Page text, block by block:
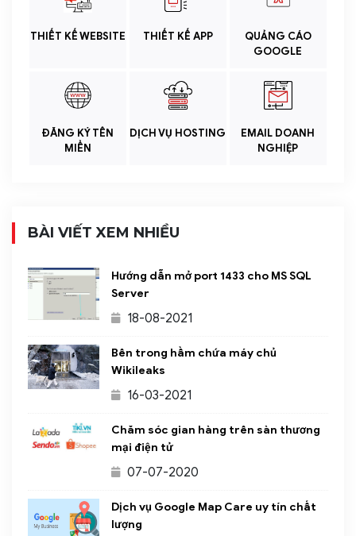
THIẾT KẾ WEBSITE THIẾT KẾ APP
QUẢNG CÁO
GOOGLE
ĐĂNG KÝ TÊN
MIỀN
DỊCH VỤ HOSTING
EMAIL DOANH
NGHIỆP
BÀI VIẾT XEM NHIỀU
Hướng dẫn mở port 1433 cho MS SQL
Server
18-08-2021
Bên trong hầm chứa máy chủ
Wikileaks
16-03-2021
Chăm sóc gian hàng trên sàn thương
mại điện tử
07-07-2020
Dịch vụ Google Map Care uy tín chất
lượng